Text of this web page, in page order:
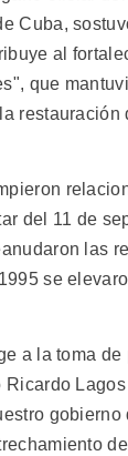
Cuba,
al
que
restauración
del 11 de
las
se
a la toma de
gobierno